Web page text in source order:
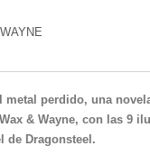
metal perdido, una
& Wayne, con las 9
de Dragonsteel.